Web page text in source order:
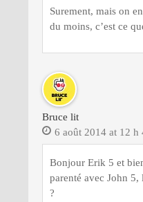
Surement, mais on
du moins, c’est ce
Bruce lit
6 août 2014 at 12 h
Bonjour Erik 5 et
parenté avec John
?